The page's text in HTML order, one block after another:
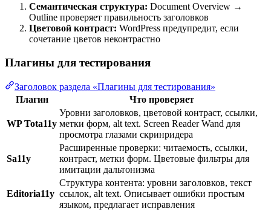
Семантическая структура: Document Overview →
Outline проверяет правильность заголовков
Цветовой контраст: WordPress предупредит, если
сочетание цветов неконтрастно
Плагины для тестирования
Заголовок раздела «Плагины для тестирования»
Плагин
Что проверяет
WP Tota11y
Уровни заголовков, цветовой контраст, ссылки,
метки форм, alt text. Screen Reader Wand для
просмотра глазами скринридера
Sa11y
Расширенные проверки: читаемость, ссылки,
контраст, метки форм. Цветовые фильтры для
имитации дальтонизма
Editoria11y
Структура контента: уровни заголовков, текст
ссылок, alt text. Описывает ошибки простым
языком, предлагает исправления